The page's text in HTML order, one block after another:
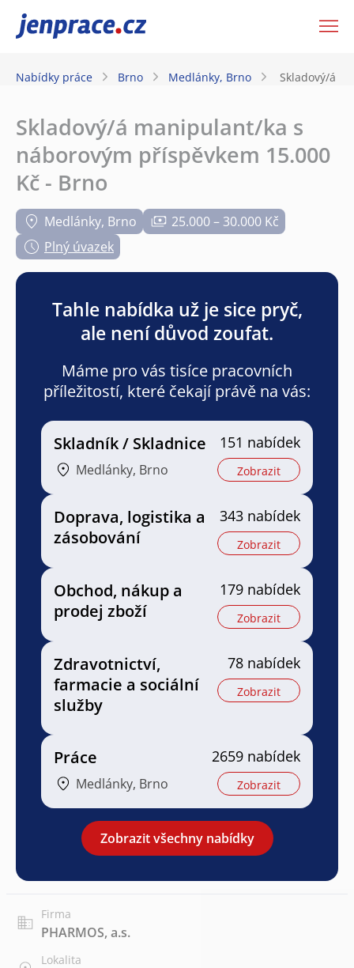
JenPráce.cz
Nabídky práce Brno Medlánky, Brno Skladový/á
Skladový/á manipulant/ka s
náborovým příspěvkem 15.000
Kč - Brno
Medlánky, Brno
25.000 – 30.000 Kč
Plný úvazek
Tahle nabídka už je sice pryč,
ale není důvod zoufat.
Máme pro vás tisíce pracovních
příležitostí, které čekají právě na vás:
Skladník / Skladnice
Medlánky, Brno
151 nabídek
Zobrazit
Doprava, logistika a
zásobování
343 nabídek
Zobrazit
Obchod, nákup a
prodej zboží
179 nabídek
Zobrazit
Zdravotnictví,
farmacie a sociální
služby
78 nabídek
Zobrazit
Práce
Medlánky, Brno
2659 nabídek
Zobrazit
Zobrazit všechny nabídky
Firma
PHARMOS, a.s.
Lokalita